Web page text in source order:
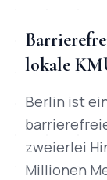
lokale
Berlin ist
zweierlei
Millionen